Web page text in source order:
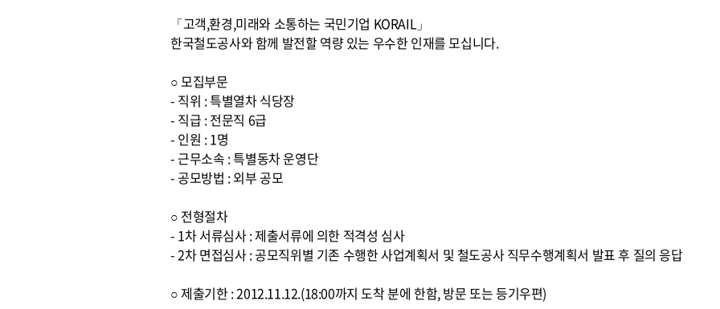
「고객,환경,미래와 소통하는 국민기업 KORAIL」
한국철도공사와 함께 발전할 역량 있는 우수한 인재를 모십니다.
○ 모집부문
- 직위 : 특별열차 식당장
- 직급 : 전문직 6급
- 인원 : 1명
- 근무소속 : 특별동차 운영단
- 공모방법 : 외부 공모
○ 전형절차
- 1차 서류심사 : 제출서류에 의한 적격성 심사
- 2차 면접심사 : 공모직위별 기존 수행한 사업계획서 및 철도공사 직무수행계획서 발표 후 질의 응답
○ 제출기한 : 2012.11.12.(18:00까지 도착 분에 한함, 방문 또는 등기우편)